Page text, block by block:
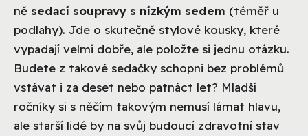
ně sedací soupravy s nízkým sedem (téměř u
podlahy). Jde o skutečně stylové kousky, které
vypadají velmi dobře, ale položte si jednu otázku.
Budete z takové sedačky schopni bez problémů
vstávat i za deset nebo patnáct let? Mladší
ročníky si s něčím takovým nemusí lámat hlavu,
ale starší lidé by na svůj budoucí zdravotní stav